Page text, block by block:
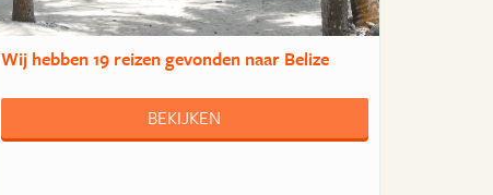
Wij hebben19 reizengevonden naar Belize
BEKIJKEN